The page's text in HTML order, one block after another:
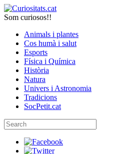
Som curiosos!!
Animals i plantes
Cos humà i salut
Esports
Física i Química
Història
Natura
Univers i Astronomia
Tradicions
SocPetit.cat